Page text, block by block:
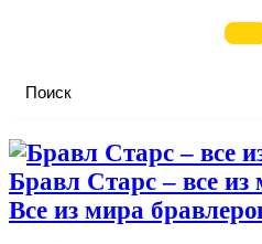
Бравл Старс – все из
Все из мира